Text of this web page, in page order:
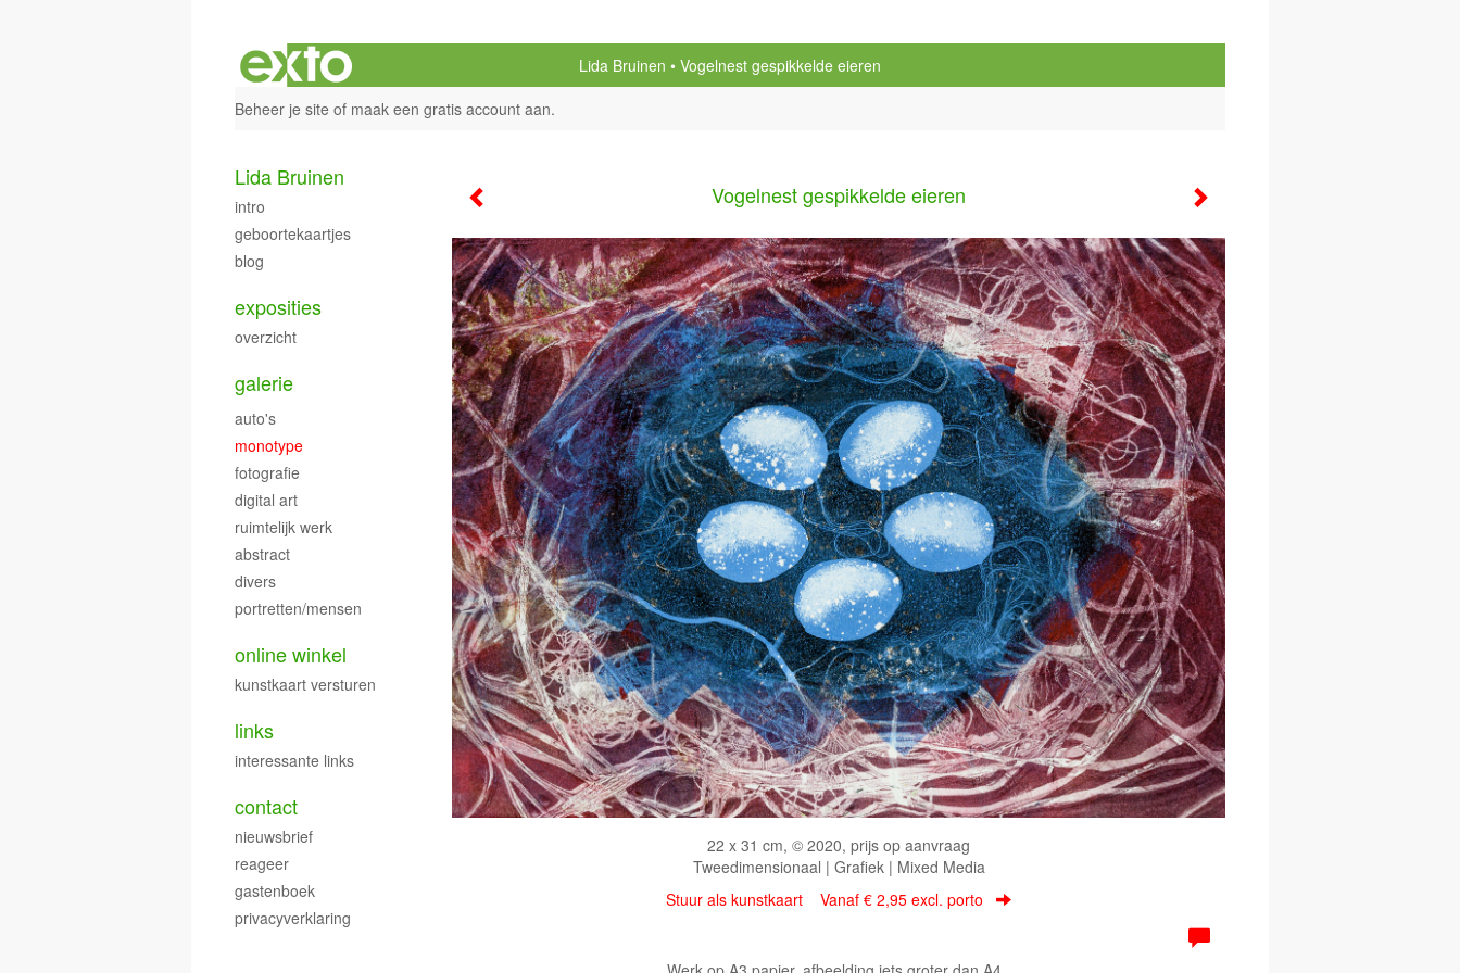
Lida Bruinen
Vogelnest gespikkelde eieren
Beheer je site of maak een gratis account aan.
Vogelnest gespikkelde eieren
22 x 31 cm, © 2020, prijs op aanvraag
Tweedimensionaal | Grafiek | Mixed Media
Stuur als kunstkaart Vanaf € 2,95 excl. porto
Lida Bruinen
intro
geboortekaartjes
blog
exposities
overzicht
galerie
auto's
monotype
fotografie
digital art
ruimtelijk werk
abstract
divers
portretten/mensen
online winkel
kunstkaart versturen
links
interessante links
contact
nieuwsbrief
reageer
gastenboek
privacyverklaring